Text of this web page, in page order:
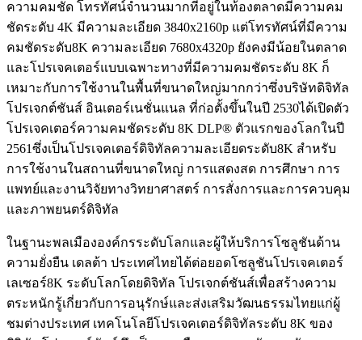
ความคมชัด โทรทัศน์จำนวนมากที่อยู่ในท้องตลาดมีความคม
ชัดระดับ 4K มีความละเอียด 3840x2160p แต่โทรทัศน์ที่มีความ
คมชัดระดับ8K ความละเอียด 7680x4320p ยังคงมีน้อยในตลาด
และโปรเจคเตอร์แบบเฉพาะทางที่มีความคมชัดระดับ 8K ก็
เหมาะกับการใช้งานในพื้นที่ขนาดใหญ่มากกว่าซึ่งบริษัทดิจิทัล
โปรเจกต์ชันส์ อินเตอร์เนชั่นแนล ที่ก่อตั้งขึ้นในปี 2530ได้เปิดตัว
โปรเจคเตอร์ความคมชัดระดับ 8K DLP® ตัวแรกของโลกในปี
2561ซึ่งเป็นโปรเจคเตอร์ดิจิทัลความละเอียดระดับ8K สำหรับ
การใช้งานในสถานที่ขนาดใหญ่ การแสดงสด การศึกษา การ
แพทย์และงานวิจัยทางวิทยาศาสตร์ การสั่งการและการควบคุม
และภาพยนตร์ดิจิทัล
ในฐานะพลเมืององค์กรระดับโลกและผู้ให้บริการโซลูชันด้าน
ความยั่งยืน เดลต้า ประเทศไทยได้ต่อยอดโซลูชันโปรเจคเตอร์
เลเซอร์8K ระดับโลกโดยดิจิทัล โปรเจกต์ชันส์เพื่อสร้างความ
ตระหนักรู้เกี่ยวกับการอนุรักษ์และส่งเสริมวัฒนธรรมไทยแก่ผู้
ชมต่างประเทศ เทคโนโลยีโปรเจคเตอร์ดิจิทัลระดับ 8K ของ